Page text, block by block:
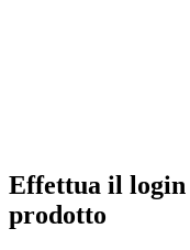
Effettua il login
prodotto